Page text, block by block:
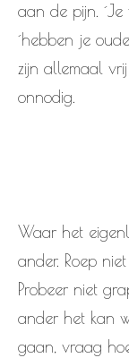
aan de pijn.
´hebben je
zijn allemaal
onnodig.
Waar het
ander. Roep
Probeer niet
ander het kan
gaan, vraag